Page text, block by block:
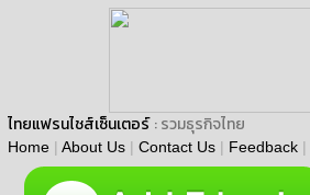
ไทยแฟรนไชส์เซ็นเตอร์ : รวมธุรกิจไทย
Home | About Us | Contact Us | Feedback |